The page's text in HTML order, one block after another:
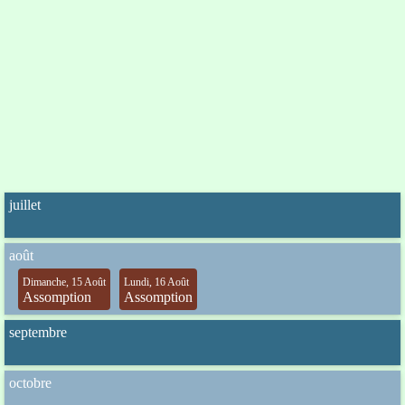
juillet
août
Dimanche, 15 Août
Assomption
Lundi, 16 Août
Assomption
septembre
octobre